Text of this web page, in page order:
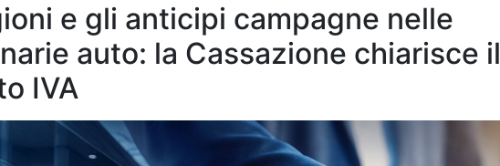
e gli anticipi campagne nelle
auto: la Cassazione chiarisce il
IVA